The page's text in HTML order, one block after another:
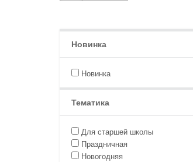
Новинка
Новинка
Тематика
Для старшей школы
Праздничная
Новогодняя